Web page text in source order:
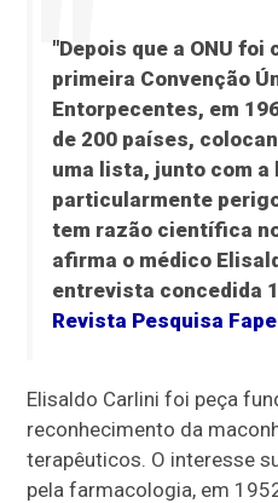
"Depois que a ONU foi
primeira Convenção
Entorpecentes, em
de 200 países,
uma lista, junto com a
particularmente
tem razão científica
afirma o médico
entrevista concedida
Revista Pesquisa
Elisaldo Carlini foi peça
reconhecimento da
terapêuticos. O interesse
pela farmacologia, em